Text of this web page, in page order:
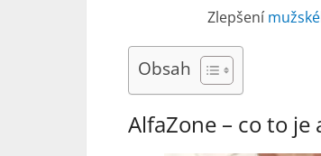
Zlepšení
Obsah
AlfaZone – co to